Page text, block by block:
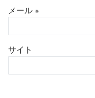
メール ※
サイト